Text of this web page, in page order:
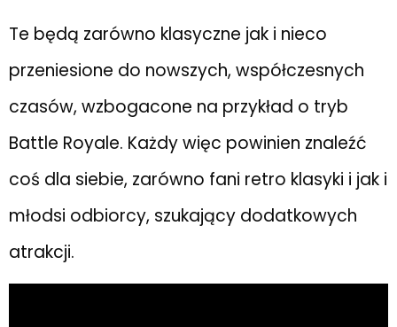
Te będą zarówno klasyczne jak i nieco
przeniesione do nowszych, współczesnych
czasów, wzbogacone na przykład o tryb
Battle Royale. Każdy więc powinien znaleźć
coś dla siebie, zarówno fani retro klasyki i jak i
młodsi odbiorcy, szukający dodatkowych
atrakcji.